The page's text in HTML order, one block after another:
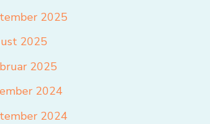
2025
2025
2025
2024
2024